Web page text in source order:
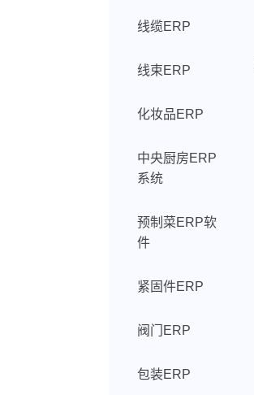
线缆ERP
线束ERP
化妆品ERP
中央厨房ERP
系统
预制菜ERP软
件
紧固件ERP
阀门ERP
包装ERP